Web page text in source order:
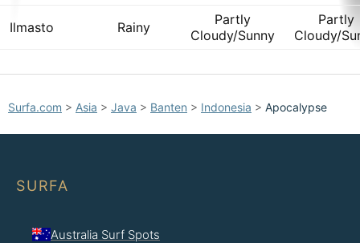
Ilmasto Rainy
Partly
Cloudy/Sunny
Partly
Cloudy/
Surfa.com > Asia > Java > Banten > Indonesia > Apocalypse
SURFA
Australia Surf Spots